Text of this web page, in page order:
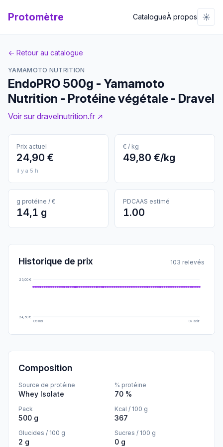
Protomètre CatalogueÀ propos ☀️
← Retour au catalogue
YAMAMOTO NUTRITION
EndoPRO 500g - Yamamoto
Nutrition - Protéine végétale - Dravel
Voir sur dravelnutrition.fr ↗
Prix actuel
24,90 €
il y a 5 h
€ / kg
49,80 €/kg
g protéine / €
14,1 g
PDCAAS estimé
1.00
Historique de prix 103 relevés
24,50 €
25,00 €
09 mai 07 août
Composition
Source de protéine
Whey Isolate
% protéine
70 %
Pack
500 g
Kcal / 100 g
367
Glucides / 100 g
2 g
Sucres / 100 g
0 g